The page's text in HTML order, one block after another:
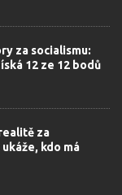
za socialismu:
12 ze 12 bodů
za
kdo má